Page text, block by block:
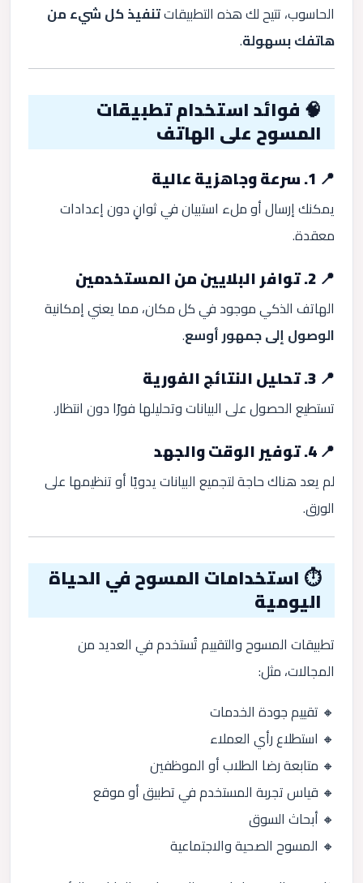
الحاسوب، تتيح لك هذه التطبيقاتتنفيذ كل شيء من
هاتفك بسهولة.
🧠 فوائد استخدام تطبيقات
المسوح على الهاتف
📍 1. سرعة وجاهزية عالية
يمكنك إرسال أو ملء استبيان في ثوانٍ دون إعدادات
معقدة.
📍 2. توافر البلايين من المستخدمين
الهاتف الذكي موجود في كل مكان، مما يعني إمكانية
الوصول إلى جمهور أوسع.
📍 3. تحليل النتائج الفورية
تستطيع الحصول على البيانات وتحليلها فورًا دون انتظار.
📍 4. توفير الوقت والجهد
لم يعد هناك حاجة لتجميع البيانات يدويًا أو تنظيمها على
الورق.
⏱️ استخدامات المسوح في الحياة
اليومية
تطبيقات المسوح والتقييم تُستخدم في العديد من
المجالات، مثل:
🔸 تقييم جودة الخدمات
🔸 استطلاع رأي العملاء
🔸 متابعة رضا الطلاب أو الموظفين
🔸 قياس تجربة المستخدم في تطبيق أو موقع
🔸 أبحاث السوق
🔸 المسوح الصحية والاجتماعية